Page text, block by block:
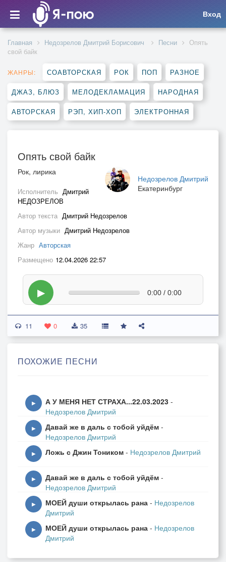
Вход
Главная Недозрелов Дмитрий Борисович Песни
Опять
свой байк
ЖАНРЫ: СОАВТОРСКАЯ РОК ПОП РАЗНОЕ
ДЖАЗ, БЛЮЗ МЕЛОДЕКЛАМАЦИЯ НАРОДНАЯ
АВТОРСКАЯ РЭП, ХИП-ХОП ЭЛЕКТРОННАЯ
Опять свой байк
Недозрелов Дмитрий
Екатеринбург
Рок, лирика
Исполнитель Дмитрий
НЕДОЗРЕЛОВ
Автор текста Дмитрий Недозрелов
Автор музыки Дмитрий Недозрелов
Жанр Авторская
Размещено 12.04.2026 22:57
▶ 0:00 / 0:00
11 0 35
ПОХОЖИЕ ПЕСНИ
▶ А У МЕНЯ НЕТ СТРАХА...22.03.2023 -
Недозрелов Дмитрий
▶ Давай же в даль с тобой уйдём -
Недозрелов Дмитрий
▶ Ложь с Джин Тоником - Недозрелов Дмитрий
▶ Давай же в даль с тобой уйдём -
Недозрелов Дмитрий
▶ МОЕЙ души открылась рана - Недозрелов
Дмитрий
▶ МОЕЙ души открылась рана - Недозрелов
Дмитрий